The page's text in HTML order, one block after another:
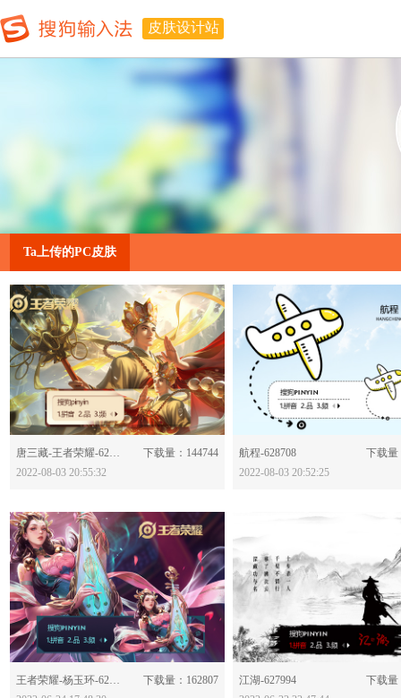
皮肤设计站
Ta上传的PC皮肤
分享：
唐三藏-王者荣耀-628714
下载量：144744
2022-08-03 20:55:32
航程-628708
下载量
2022-08-03 20:52:25
分享：
王者荣耀-杨玉环-628026
下载量：162807
江湖-627994
下载量